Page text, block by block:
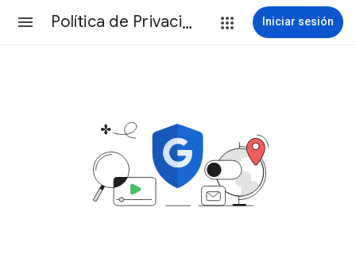
Política de Privacidad Iniciar sesión